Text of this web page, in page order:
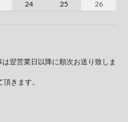
24 25
26
翌営業日以降に順次お送り致しま
きます。